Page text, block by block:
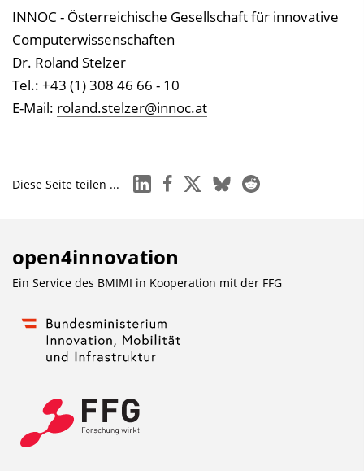
INNOC - Österreichische Gesellschaft für innovative
Computerwissenschaften
Dr. Roland Stelzer
Tel.: +43 (1) 308 46 66 - 10
E-Mail: roland.stelzer@innoc.at
Diese Seite teilen ... linkedinfacebook
x blueskyreddit
open4innovation
Ein Service des BMIMI in Kooperation mit der FFG